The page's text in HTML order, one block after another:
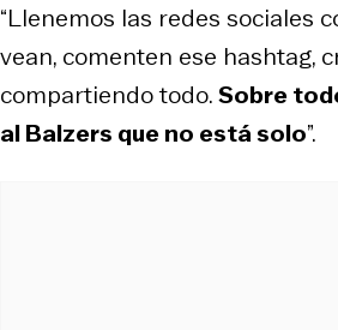
“Llenemos las redes sociales
vean, comenten ese hashtag,
compartiendo todo.Sobre
al Balzers que no está solo”.